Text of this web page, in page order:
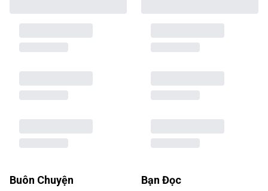
Buôn Chuyện Bạn Đọc